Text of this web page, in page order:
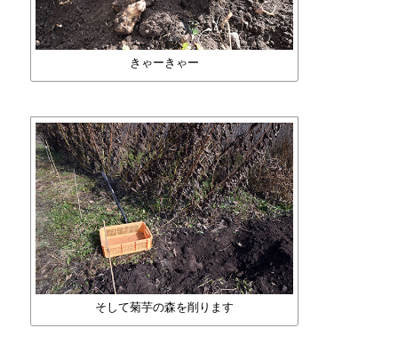
きゃーきゃー
そして菊芋の森を削ります